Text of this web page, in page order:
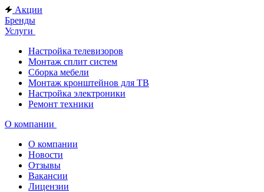
Акции
Бренды
Услуги
Настройка телевизоров
Монтаж сплит систем
Сборка мебели
Монтаж кронштейнов для ТВ
Настройка электроники
Ремонт техники
О компании
О компании
Новости
Отзывы
Вакансии
Лицензии